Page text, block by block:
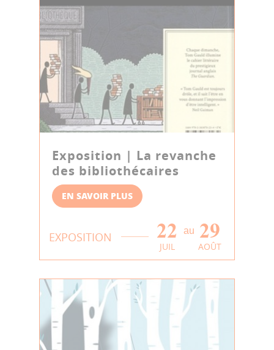
Exposition | La revanche
des bibliothécaires
EN SAVOIR PLUS
EXPOSITION 22
JUIL
au 29
AOÛT